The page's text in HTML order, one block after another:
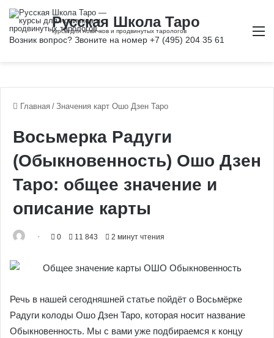
Главная / Значения карт Ошо Дзен Таро
Восьмерка Радуги
(Обыкновенность) Ошо Дзен
Таро: общее значение и
описание карты
0 11 843 2 минут чтения
Речь в нашей сегодняшней статье пойдёт о Восьмёрке
Радуги колоды Ошо Дзен Таро, которая носит название
Обыкновенность. Мы с вами уже подбираемся к концу